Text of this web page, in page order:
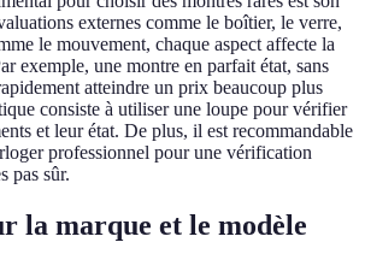
externes comme le boîtier, le verre,
le mouvement, chaque aspect affecte la
exemple, une montre en parfait état, sans
atteindre un prix beaucoup plus
consiste à utiliser une loupe pour vérifier
et leur état. De plus, il est recommandable
professionnel pour une vérification
pas sûr.
la marque et le modèle